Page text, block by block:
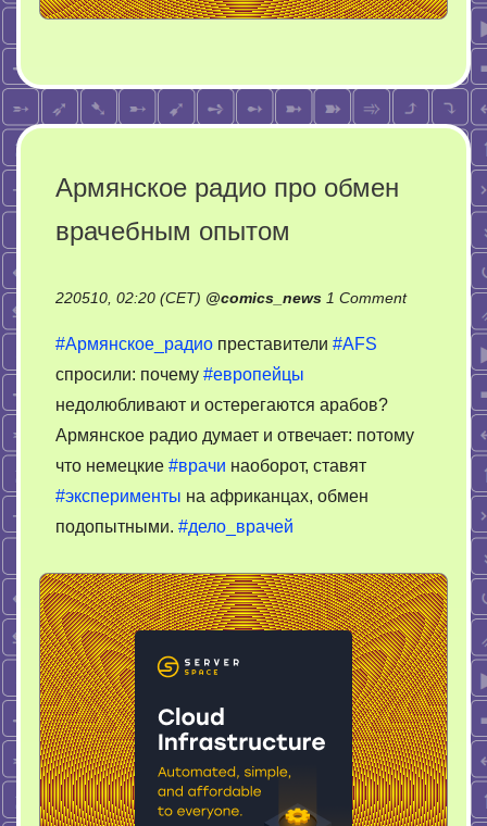
Армянское радио про обмен
врачебным опытом
220510, 02:20 (CET) @comics_news 1 Commenton
Армянское
врачебным
#Армянское_радио преставители #AFS
спросили: почему #европейцы
недолюбливают и остерегаются арабов?
Армянское радио думает и отвечает: потому
что немецкие #врачи наоборот, ставят
#эксперименты на африканцах, обмен
подопытными. #дело_врачей